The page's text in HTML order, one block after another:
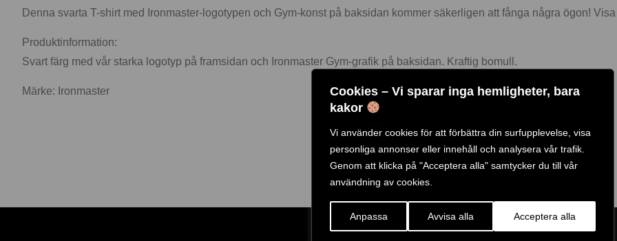
Cookies – Vi sparar inga hemligheter, bara
kakor
Vi använder cookies för att förbättra din surfupplevelse, visa
personliga annonser eller innehåll och analysera vår trafik.
Genom att klicka på "Acceptera alla" samtycker du till vår
användning av cookies.
Anpassa Avvisa alla Acceptera alla
Denna svarta T-shirt med Ironmaster-logotypen och Gym-konst på baksidan kommer säkerligen att fånga några ögon!
Produktinformation:
Svart färg med vår starka logotyp på framsidan och Ironmaster Gym-grafik på baksidan. Kraftig bomull.
Märke: Ironmaster
ARTIKELNR:IM-TS-B-M ETIKETT:IRONMASTER